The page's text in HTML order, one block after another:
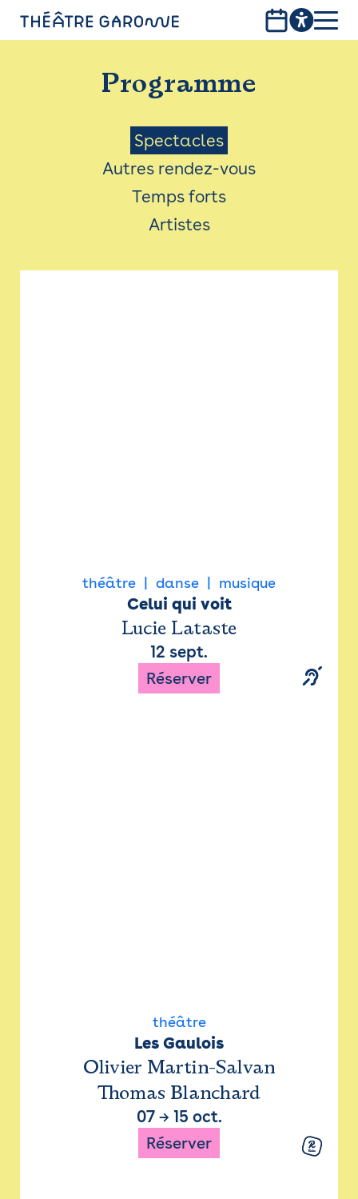
PROGRAMME
INFOS PRATIQUES
AVEC LES PUBLICS
ACCESSIBILITÉ
LES PRODUCTIONS
Programme
Menu
Saison
Spectacles
Autres rendez-vous
Temps forts
Artistes
théâtre danse musique
Celui qui voit
Lucie Lataste
12 sept.
Réserver
théâtre
Les Gaulois
Olivier Martin-Salvan
Thomas Blanchard
07→ 15 oct.
Réserver